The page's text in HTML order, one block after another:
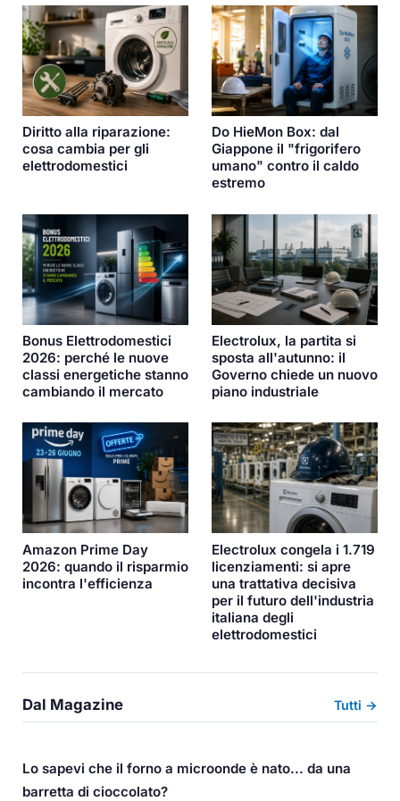
Diritto alla riparazione:
cosa cambia per gli
elettrodomestici
Do HieMon Box: dal
Giappone il "frigorifero
umano" contro il caldo
estremo
Bonus Elettrodomestici
2026: perché le nuove
classi energetiche stanno
cambiando il mercato
Electrolux, la partita si
sposta all'autunno: il
Governo chiede un nuovo
piano industriale
Amazon Prime Day
2026: quando il risparmio
incontra l'efficienza
Electrolux congela i 1.719
licenziamenti: si apre
una trattativa decisiva
per il futuro dell'industria
italiana degli
elettrodomestici
Dal Magazine Tutti →
Lo sapevi che il forno a microonde è nato... da una
barretta di cioccolato?